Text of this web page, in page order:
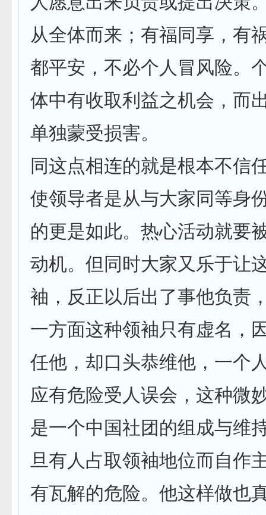
从全体而来；有福同享，有
都平安，不必个人冒风险。
体中有收取利益之机会，而
单独蒙受损害。
同这点相连的就是根本不信
使领导者是从与大家同等身
的更是如此。热心活动就要
动机。但同时大家又乐于让
袖，反正以后出了事他负责
一方面这种领袖只有虚名，
任他，却口头恭维他，一个
应有危险受人误会，这种微
是一个中国社团的组成与维
旦有人占取领袖地位而自作
有瓦解的危险。他这样做也